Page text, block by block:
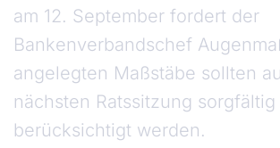
am 12. September fordert der
Bankenverbandschef
angelegten Maßstäbe sollten
nächsten Ratssitzung sorgfältig
berücksichtigt werden.